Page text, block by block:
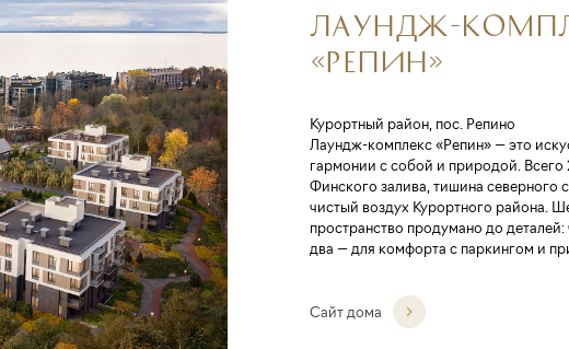
ЛАУНДЖ-
«РЕПИН»
Курортный район, пос. Репино
Лаундж-комплекс «Репин» — это
гармонии с собой и природой. Всего
Финского залива, тишина северного
чистый воздух Курортного района.
пространство продумано до
два — для комфорта с паркингом и
Сайт дома